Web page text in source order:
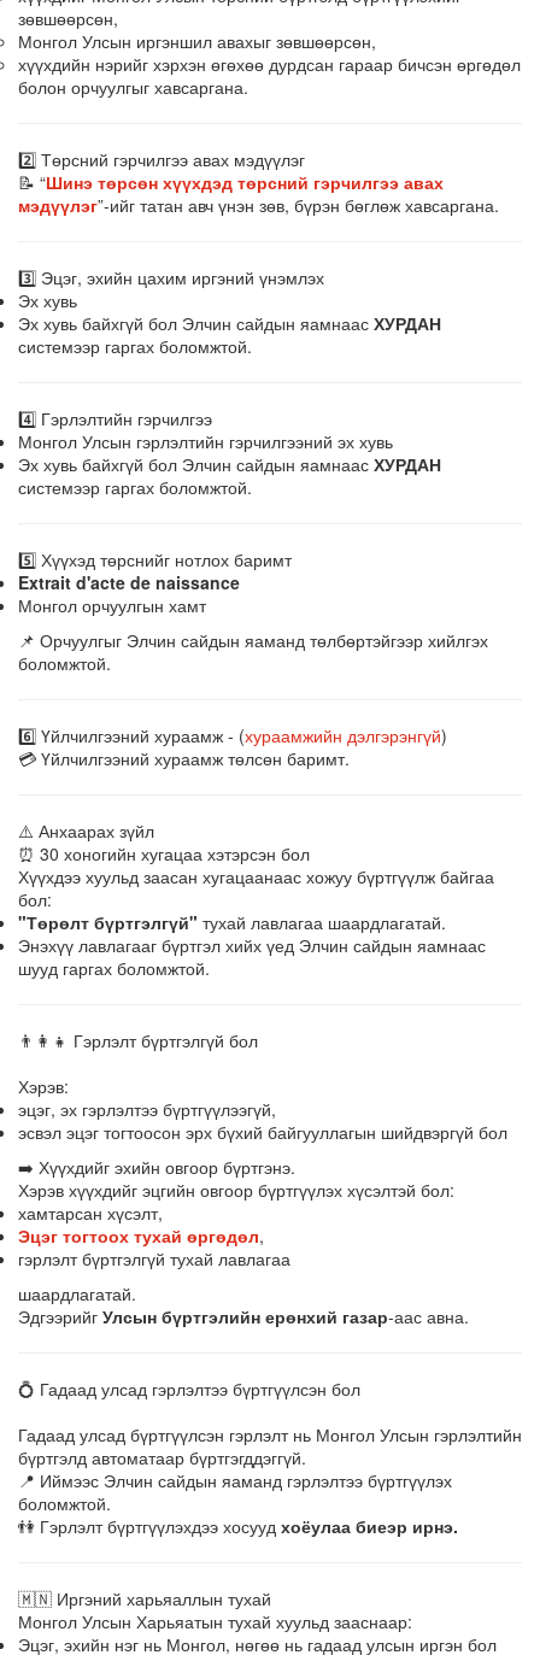
зөвшөөрсөн,
Монгол Улсын иргэншил авахыг зөвшөөрсөн,
хүүхдийн нэрийг хэрхэн өгөхөө дурдсан гараар бичсэн өргөдөл
болон орчуулгыг хавсаргана.
2️⃣ Төрсний гэрчилгээ авах мэдүүлэг
📝 “Шинэ төрсөн хүүхдэд төрсний гэрчилгээ авах
мэдүүлэг”-ийг татан авч үнэн зөв, бүрэн бөглөж хавсаргана.
3️⃣ Эцэг, эхийн цахим иргэний үнэмлэх
Эх хувь
Эх хувь байхгүй бол Элчин сайдын яамнаас ХУРДАН
системээр гаргах боломжтой.
4️⃣ Гэрлэлтийн гэрчилгээ
Монгол Улсын гэрлэлтийн гэрчилгээний эх хувь
Эх хувь байхгүй бол Элчин сайдын яамнаас ХУРДАН
системээр гаргах боломжтой.
5️⃣ Хүүхэд төрснийг нотлох баримт
Extrait d'acte de naissance
Монгол орчуулгын хамт
📌 Орчуулгыг Элчин сайдын яаманд төлбөртэйгээр хийлгэх
боломжтой.
6️⃣ Үйлчилгээний хураамж - (хураамжийн дэлгэрэнгүй)
💳 Үйлчилгээний хураамж төлсөн баримт.
⚠️ Анхаарах зүйл
⏰ 30 хоногийн хугацаа хэтэрсэн бол
Хүүхдээ хуульд заасан хугацаанаас хожуу бүртгүүлж байгаа
бол:
"Төрөлт бүртгэлгүй" тухай лавлагаа шаардлагатай.
Энэхүү лавлагааг бүртгэл хийх үед Элчин сайдын яамнаас
шууд гаргах боломжтой.
👨‍👩‍👧 Гэрлэлт бүртгэлгүй бол
Хэрэв:
эцэг, эх гэрлэлтээ бүртгүүлээгүй,
эсвэл эцэг тогтоосон эрх бүхий байгууллагын шийдвэргүй бол
➡️ Хүүхдийг эхийн овгоор бүртгэнэ.
Хэрэв хүүхдийг эцгийн овгоор бүртгүүлэх хүсэлтэй бол:
хамтарсан хүсэлт,
Эцэг тогтоох тухай өргөдөл,
гэрлэлт бүртгэлгүй тухай лавлагаа
шаардлагатай.
Эдгээрийг Улсын бүртгэлийн ерөнхий газар-аас авна.
💍 Гадаад улсад гэрлэлтээ бүртгүүлсэн бол
Гадаад улсад бүртгүүлсэн гэрлэлт нь Монгол Улсын гэрлэлтийн
бүртгэлд автоматаар бүртгэгддэггүй.
📍 Иймээс Элчин сайдын яаманд гэрлэлтээ бүртгүүлэх
боломжтой.
👫 Гэрлэлт бүртгүүлэхдээ хосууд хоёулаа биеэр ирнэ.
🇲🇳 Иргэний харьяаллын тухай
Монгол Улсын Харьяатын тухай хуульд зааснаар:
Эцэг, эхийн нэг нь Монгол, нөгөө нь гадаад улсын иргэн бол